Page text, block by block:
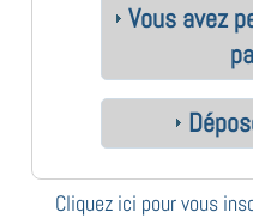
Vous avez
Cliquez ici pour vous